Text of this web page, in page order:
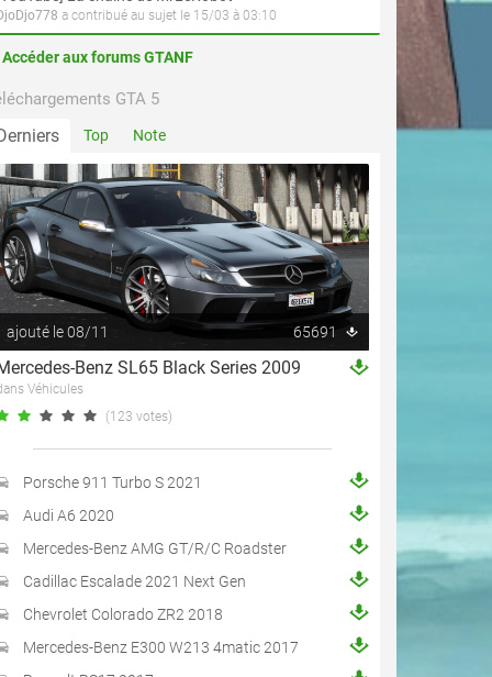
a contribué au sujet le 15/03 à 03:10
Accéder aux forums GTANF
GTA 5
Top Note
ajouté le 08/11 65691
Benz SL65 Black Series 2009
Véhicules
(123 votes)
Porsche 911 Turbo S 2021
Audi A6 2020
Mercedes-Benz AMG GT/R/C Roadster
Cadillac Escalade 2021 Next Gen
Chevrolet Colorado ZR2 2018
Mercedes-Benz E300 W213 4matic 2017